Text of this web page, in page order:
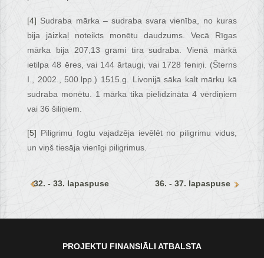
[4] Sudraba mārka – sudraba svara vienība, no kuras
bija jāizkaļ noteikts monētu daudzums. Vecā Rīgas
mārka bija 207,13 grami tīra sudraba. Vienā mārkā
ietilpa 48 ēres, vai 144 ārtaugi, vai 1728 feniņi. (Šterns
I., 2002., 500.lpp.) 1515.g. Livonijā sāka kalt mārku kā
sudraba monētu. 1 mārka tika pielīdzināta 4 vērdiņiem
vai 36 šiliņiem.
[5] Piligrimu fogtu vajadzēja ievēlēt no piligrimu vidus,
un viņš tiesāja vienīgi piligrimus.
32. - 33. lapaspuse 36. - 37. lapaspuse
PROJEKTU FINANSIĀLI ATBALSTA